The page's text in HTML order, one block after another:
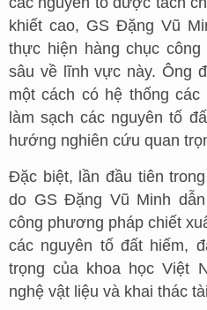
khiết cao, GS Đặng Vũ
thực hiện hàng chục
sâu về lĩnh vực này. Ông
một cách có hệ thống
làm sạch các nguyên tố
hướng nghiên cứu quan
Đặc biệt, lần đầu tiên
do GS Đặng Vũ Minh
công phương pháp chiết
các nguyên tố đất hiếm,
trọng của khoa học Việt
nghệ vật liệu và khai thác